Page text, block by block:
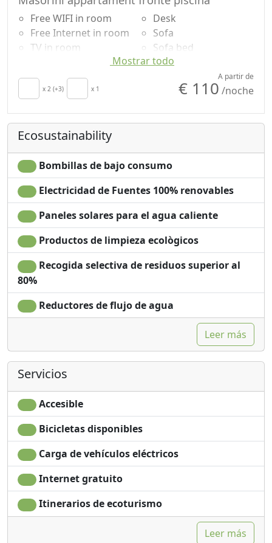
Free WIFI in room
Free Internet in room
TV in room
Autonomous heating
Crib
Kitchenette
secador de pelo
Living room
Terrace
Patio
Clotheshorse
Towels
Sábanas
Cupboard or
Wardrobe
Desk
Sofa
Sofa bed
Dining table
Cooking utensils
Fridge
Outdoor dining area
Shower
Champú sin plástico,
no monodosis
Garden
Garden view
Panoramic view
Microwave
Mostrar todo
x 2 (+3) x 1
A partir de
€ 110 /noche
Ecosustainability
Bombillas de bajo consumo
Electricidad de Fuentes 100% renovables
Paneles solares para el agua caliente
Productos de limpieza ecològicos
Recogida selectiva de residuos superior al
80%
Reductores de flujo de agua
Leer más
Servicios
Accesible
Bicicletas disponibles
Carga de vehículos eléctricos
Internet gratuito
Itinerarios de ecoturismo
Leer más